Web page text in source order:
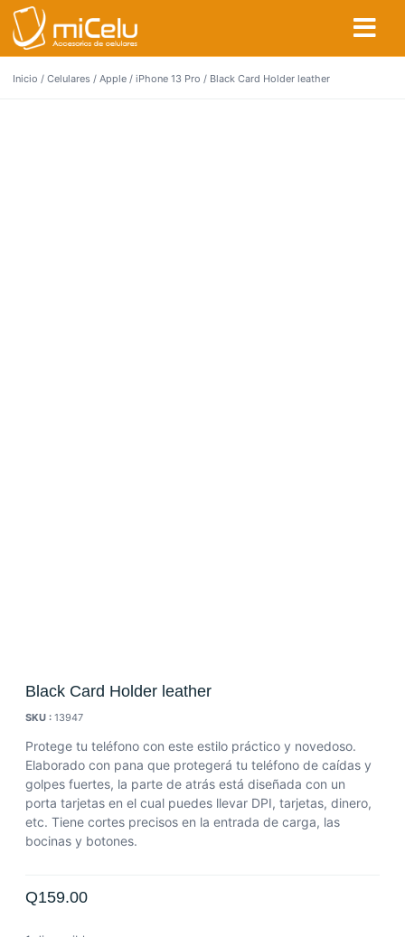
Inicio / Celulares / Apple / iPhone 13 Pro / Black Card Holder leather
Black Card Holder leather
SKU : 13947
Protege tu teléfono con este estilo práctico y novedoso.
Elaborado con pana que protegerá tu teléfono de caídas y
golpes fuertes, la parte de atrás está diseñada con un
porta tarjetas en el cual puedes llevar DPI, tarjetas, dinero,
etc. Tiene cortes precisos en la entrada de carga, las
bocinas y botones.
Q159.00